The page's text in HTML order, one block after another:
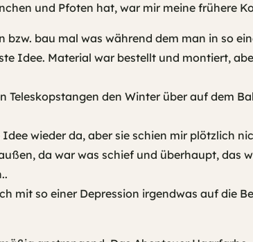
und Pfoten hat, war mir meine frühere
bzw. bau mal was während dem man in so
Idee. Material war bestellt und montiert,
Teleskopstangen den Winter über auf dem
wieder da, aber sie schien mir plötzlich
da war was schief und überhaupt, das
mit so einer Depression irgendwas auf die